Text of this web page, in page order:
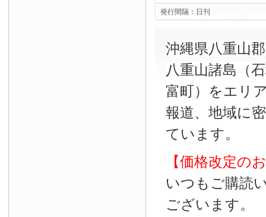
発行間隔： 日刊
沖縄県八重山
八重山諸島（
富町）をエリ
報道、地域に
ています。
【価格改定の
いつもご購読
ございます。